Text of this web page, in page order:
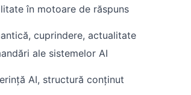
în motoare de răspuns
cuprindere, actualitate
ale sistemelor AI
AI, structură conținut